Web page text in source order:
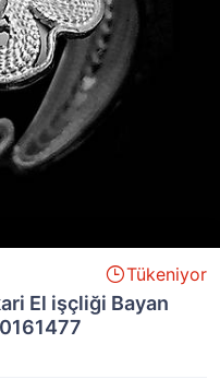
Tükeniyor
El işçliği Bayan